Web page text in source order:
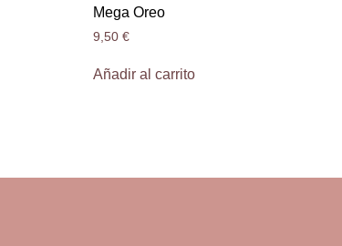
Mega Oreo
9,50 €
Añadir al carrito